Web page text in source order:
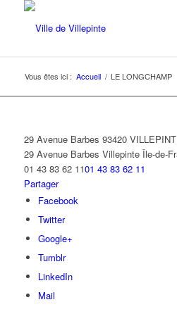
Vous êtes ici : Accueil / LE LONGCHAMP
29 Avenue Barbes 93420
29 Avenue Barbes Villepinte Île-de-
01 43 83 62 1101 43 83 62 11
Partager
Facebook
Twitter
Google+
Tumblr
LinkedIn
Mail